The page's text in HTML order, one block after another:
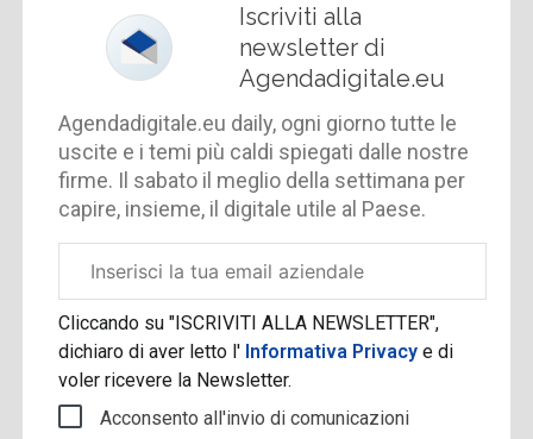
Iscriviti alla
newsletter di
Agendadigitale.eu
Agendadigitale.eu daily, ogni giorno tutte le
uscite e i temi più caldi spiegati dalle nostre
firme. Il sabato il meglio della settimana per
capire, insieme, il digitale utile al Paese.
aziendale
Cliccando su "ISCRIVITI ALLA NEWSLETTER",
dichiaro di aver letto l' Informativa Privacye di
voler ricevere la Newsletter.
Acconsento all'invio di comunicazioni